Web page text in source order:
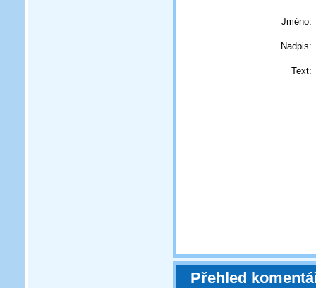
Jméno:
Nadpis:
Text:
Přehled